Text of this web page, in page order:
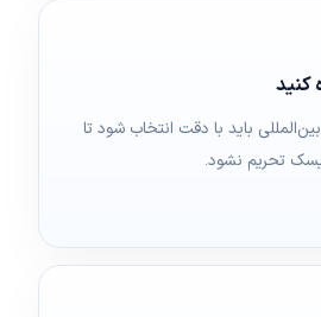
کنید
باید با دقت انتخاب شود تا
تحریم نشود.